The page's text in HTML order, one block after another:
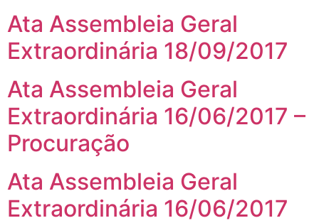
Ata Assembleia Geral
Extraordinária 18/09/2017
Ata Assembleia Geral
Extraordinária 16/06/2017 –
Procuração
Ata Assembleia Geral
Extraordinária 16/06/2017